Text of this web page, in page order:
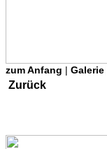
zum Anfang | Galerie
Zurück